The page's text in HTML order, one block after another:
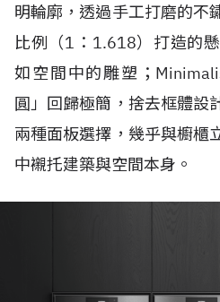
明輪廓，透過手工打磨的不
比例（1：1.618）打造的
如空間中的雕塑；
圓」回歸極簡，捨去框體設
兩種面板選擇，幾乎與櫥櫃
中襯托建築與空間本身。